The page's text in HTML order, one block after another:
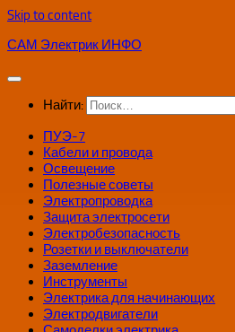
Skip to content
САМ Электрик ИНФО
Найти:
ПУЭ-7
Кабели и провода
Освещение
Полезные советы
Электропроводка
Защита электросети
Электробезопасность
Розетки и выключатели
Заземление
Инструменты
Электрика для начинающих
Электродвигатели